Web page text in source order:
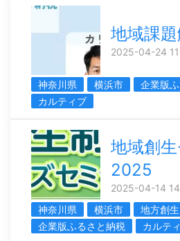
地域課
2025-04-24
神奈川県 横浜市 企業版
カルティブ
地域創
2025
2025-04-14
神奈川県
横浜市
地方創生
企業版ふるさと納税
カルテ